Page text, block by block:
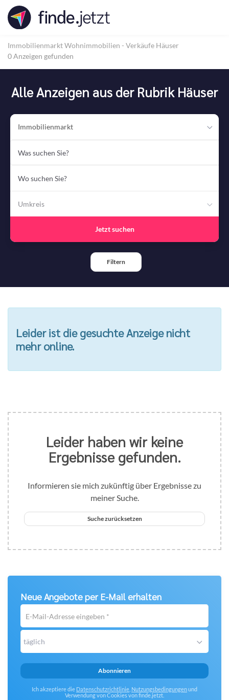
Accessibility
Modus
aktivieren
Navigation
zum
ImmobilienmarktWohnimmobilien - Verkäufe Häuser
0 Anzeigen gefunden
Alle Anzeigen aus der Rubrik Häuser
Immobilienmarkt
suchen
Sie?
suchen
Umkreis
Jetzt suchen
Filtern
Leider ist die gesuchte Anzeige nicht
mehr online.
Leider haben wir keine
Ergebnisse gefunden.
Informieren sie mich zukünftig über Ergebnisse zu
meiner Suche.
Suche zurücksetzen
Neue Angebote per E-Mail erhalten
Mail-
Adresse
eingeben
*
täglich
Abonnieren
Ich akzeptiere die Datenschutzrichtlinie Nutzungsbedingungenund
Verwendung von Cookies von finde.jetzt.